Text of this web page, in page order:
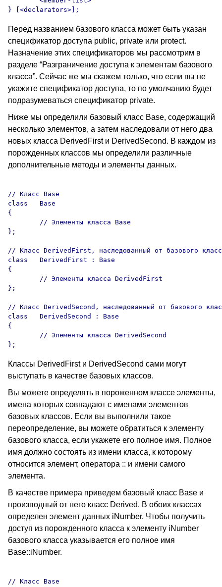
Перед названием базового класса может быть указан
спецификатор доступа public, private или protect.
Назначение этих спецификаторов мы рассмотрим в
разделе “Разграничение доступа к элементам базового
класса”. Сейчас же мы скажем только, что если вы не
укажите спецификатор доступа, то по умолчанию будет
подразумеваться спецификатор private.
Ниже мы определили базовый класс Base, содержащий
несколько элементов, а затем наследовали от него два
новых класса DerivedFirst и DerivedSecond. В каждом из
порожденных классов мы определили различные
дополнительные методы и элементы данных.
// Класс Base
class	Base
{
};
// Класс DerivedFirst, наследованный от базового
class	DerivedFirst : Base
{
};
// Класс DerivedSecond, наследованный от базового
class	DerivedSecond : Base
{
Классы DerivedFirst и DerivedSecond сами могут
выступать в качестве базовых классов.
Вы можете определять в пороженном классе элементы,
имена которых совпадают с именами элементов
базовых классов. Если вы выполнили такое
переопределение, вы можете обратиться к элементу
базового класса, если укажете его полное имя. Полное
имя должно состоять из имени класса, к которому
относится элемент, оператора :: и имени самого
элемента.
В качестве примера приведем базовый класс Base и
производный от него класс Derived. В обоих классах
определен элемент данных iNumber. Чтобы получить
доступ из порожденного класса к элементу iNumber
базового класса указывается его полное имя
Base::iNumber.
// Класс Base